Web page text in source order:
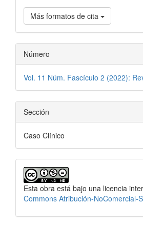
Más formatos de cita
Número
Vol. 11 Núm. Fascículo 2 (2022):
Sección
Caso Clínico
Esta obra está bajo una licencia
Commons Atribución-NoComercial-